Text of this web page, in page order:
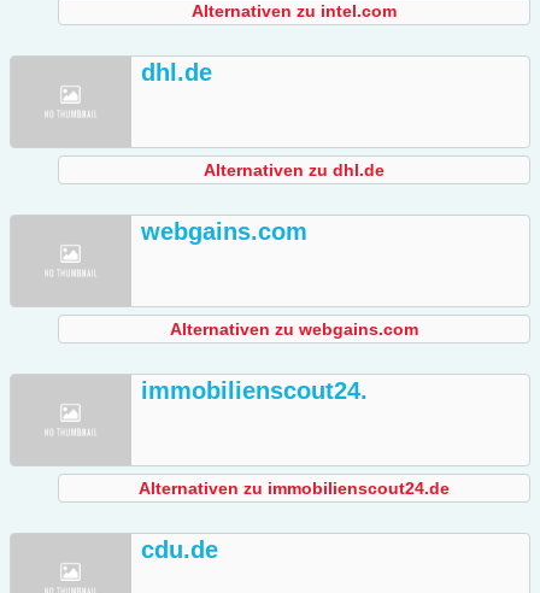
Alternativen zu intel.com
dhl.de
Alternativen zu dhl.de
webgains.com
Alternativen zu webgains.com
immobilienscout24.
Alternativen zu immobilienscout24.de
cdu.de